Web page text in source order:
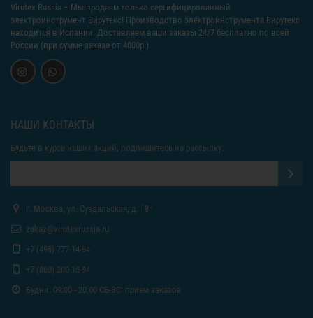
Virutex Russia – Мы продаем только сертифицированный
электроинструмент Вирутекс! Производство электроинструмента Вирутекс
находится в Испании. Доставляем ваши заказы 24/7 бесплатно по всей
России (при сумме заказа от 4000р.).
НАШИ КОНТАКТЫ
Будьте в курсе наших акций, подпишитесь на рассылку:
г. Москва, ул. Суздальская, д. 18г
zakaz@virutexrussia.ru
+7 (495) 777-14-94
+7 (800) 200-15-94
Будни: 09:00 - 20:00 СБ-ВС: прием заказов